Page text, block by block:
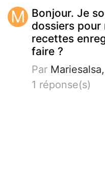
M Bonjour. Je
dossiers
recettes
faire ?
Par
1 réponse(s)